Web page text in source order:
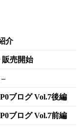
介
売開始
ブログ Vol.7後編
ブログ Vol.7前編